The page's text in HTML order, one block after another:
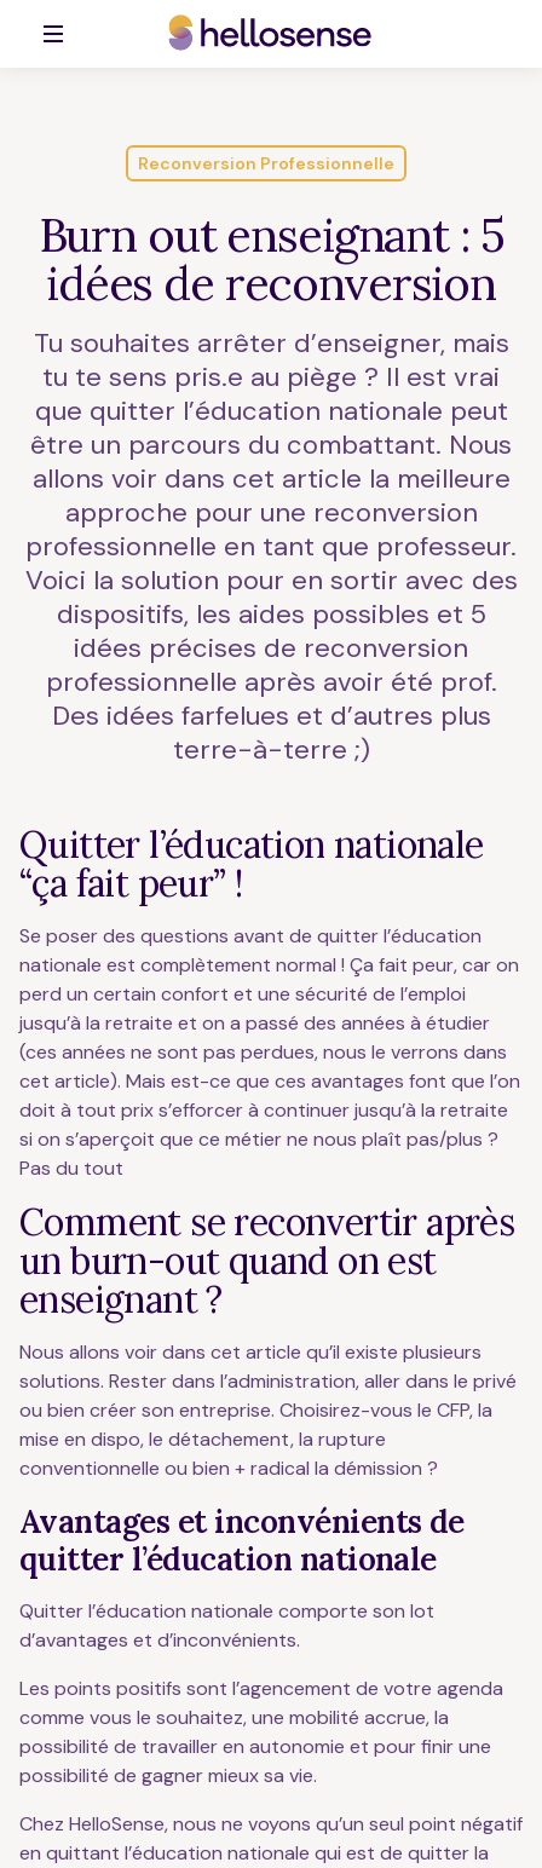
Reconversion Professionnelle
Burn out enseignant : 5
idées de reconversion
Tu souhaites arrêter d’enseigner, mais
tu te sens pris.e au piège ? Il est vrai
que quitter l’éducation nationale peut
être un parcours du combattant. Nous
allons voir dans cet article la meilleure
approche pour une reconversion
professionnelle en tant que professeur.
Voici la solution pour en sortir avec des
dispositifs, les aides possibles et 5
idées précises de reconversion
professionnelle après avoir été prof.
Des idées farfelues et d’autres plus
terre-à-terre ;)
Quitter l’éducation nationale
“ça fait peur” !
Se poser des questions avant de quitter l’éducation
nationale est complètement normal ! Ça fait peur, car on
perd un certain confort et une sécurité de l’emploi
jusqu’à la retraite et on a passé des années à étudier
(ces années ne sont pas perdues, nous le verrons dans
cet article). Mais est-ce que ces avantages font que l’on
doit à tout prix s’efforcer à continuer jusqu’à la retraite
si on s’aperçoit que ce métier ne nous plaît pas/plus ?
Pas du tout
Comment se reconvertir après
un burn-out quand on est
enseignant ?
Nous allons voir dans cet article qu’il existe plusieurs
solutions. Rester dans l’administration, aller dans le privé
ou bien créer son entreprise. Choisirez-vous le CFP, la
mise en dispo, le détachement, la rupture
conventionnelle ou bien + radical la démission ?
Avantages et inconvénients de
quitter l’éducation nationale
Quitter l’éducation nationale comporte son lot
d’avantages et d’inconvénients.
Les points positifs sont l’agencement de votre agenda
comme vous le souhaitez, une mobilité accrue, la
possibilité de travailler en autonomie et pour finir une
possibilité de gagner mieux sa vie.
Chez HelloSense, nous ne voyons qu’un seul point négatif
en quittant l’éducation nationale qui est de quitter la